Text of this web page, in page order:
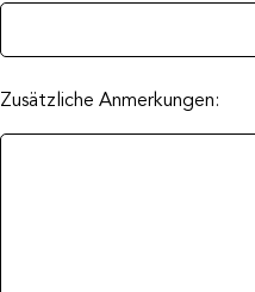
Zusätzliche Anmerkungen: